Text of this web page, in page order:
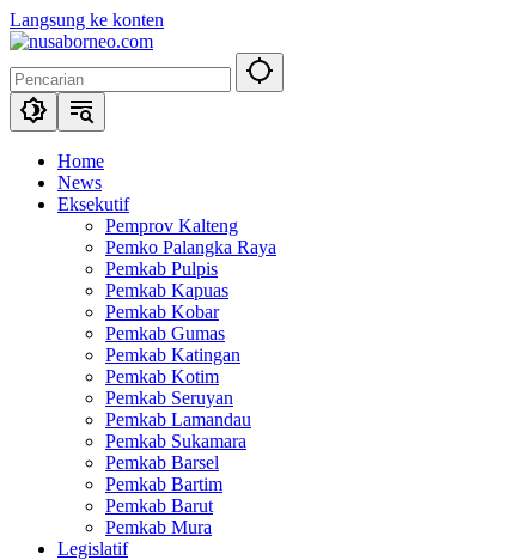
Langsung ke konten
Home
News
Eksekutif
Pemprov Kalteng
Pemko Palangka Raya
Pemkab Pulpis
Pemkab Kapuas
Pemkab Kobar
Pemkab Gumas
Pemkab Katingan
Pemkab Kotim
Pemkab Seruyan
Pemkab Lamandau
Pemkab Sukamara
Pemkab Barsel
Pemkab Bartim
Pemkab Barut
Pemkab Mura
Legislatif